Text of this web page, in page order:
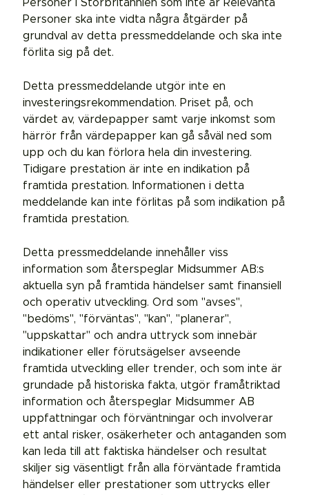
Personer i Storbritannien som inte är Relevanta
Personer ska inte vidta några åtgärder på
grundval av detta pressmeddelande och ska inte
förlita sig på det.
Detta pressmeddelande utgör inte en
investeringsrekommendation. Priset på, och
värdet av, värdepapper samt varje inkomst som
härrör från värdepapper kan gå såväl ned som
upp och du kan förlora hela din investering.
Tidigare prestation är inte en indikation på
framtida prestation. Informationen i detta
meddelande kan inte förlitas på som indikation på
framtida prestation.
Detta pressmeddelande innehåller viss
information som återspeglar Midsummer AB:s
aktuella syn på framtida händelser samt finansiell
och operativ utveckling. Ord som "avses",
"bedöms", "förväntas", "kan", "planerar",
"uppskattar" och andra uttryck som innebär
indikationer eller förutsägelser avseende
framtida utveckling eller trender, och som inte är
grundade på historiska fakta, utgör framåtriktad
information och återspeglar Midsummer AB
uppfattningar och förväntningar och involverar
ett antal risker, osäkerheter och antaganden som
kan leda till att faktiska händelser och resultat
skiljer sig väsentligt från alla förväntade framtida
händelser eller prestationer som uttrycks eller